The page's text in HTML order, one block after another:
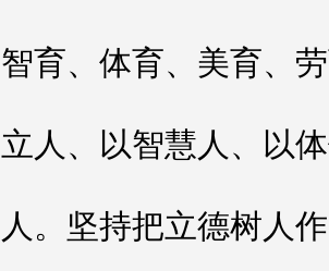
智育、体育、美育、
立人、以智慧人、以
人。坚持把立德树人